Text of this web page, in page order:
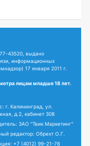
43520, выдано
информационных
17 января 2011 г.
лицам младше 18 лет.
г. Калининград, ул.
д.2, кабинет 308
ЗАО "Твик Маркетинг"
редактор: Обрехт О.Г.
+7 (4012) 99-21-76